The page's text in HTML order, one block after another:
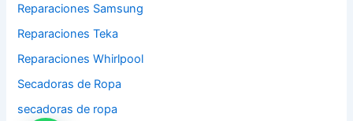
Reparaciones Samsung
Reparaciones Teka
Reparaciones Whirlpool
Secadoras de Ropa
secadoras de ropa